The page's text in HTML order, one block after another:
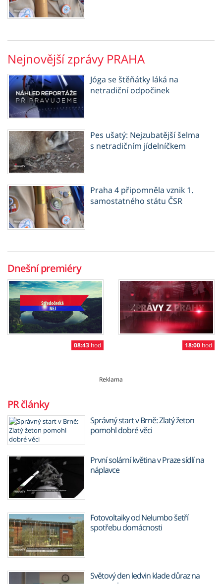
Nejnovější zprávy PRAHA
Jóga se štěňátky láká na
netradiční odpočinek
Pes ušatý: Nejzubatější šelma
s netradičním jídelníčkem
Praha 4 připomněla vznik 1.
samostatného státu ČSR
Dnešní premiéry
08:43 hod 18:00 hod
Reklama
PR články
Správný start v Brně: Zlatý žeton
pomohl dobré věci
První solární květina v Praze sídlí na
náplavce
Fotovoltaiky od Nelumbo šetří
spotřebu domácnosti
Světový den ledvin klade důraz na